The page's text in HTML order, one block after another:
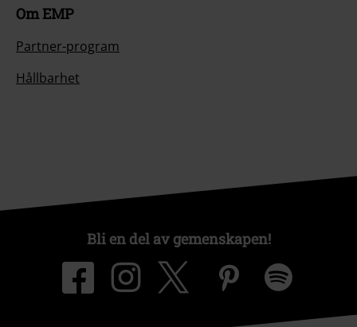
Om EMP
Partner-program
Hållbarhet
Bli en del av gemenskapen!